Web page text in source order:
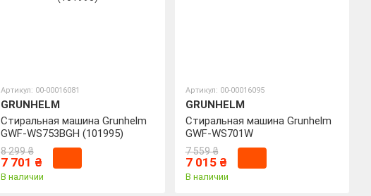
Артикул: 00-00016081
GRUNHELM
Стиральная машина Grunhelm
GWF-WS753BGH (101995)
8 299 ₴
7 701 ₴
В наличии
Артикул: 00-00016095
GRUNHELM
Стиральная машина Grunhelm
GWF-WS701W
7 559 ₴
7 015 ₴
В наличии